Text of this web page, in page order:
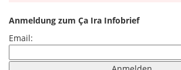
Anmeldung zum Ça Ira Infobrief
Email: